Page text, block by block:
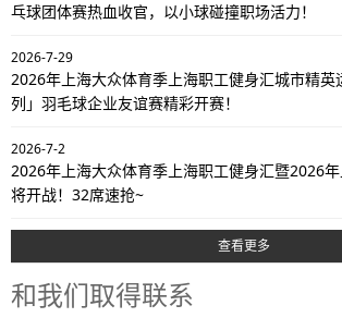
乓球团体赛热血收官，以小球碰撞职场活力！
2026-7-29
2026年上海大众体育季上海职工健身汇城市精英
列」羽毛球企业友谊赛精彩开赛！
2026-7-2
2026年上海大众体育季上海职工健身汇暨2026
将开战！32席速抢~
查看更多
和我们取得联系